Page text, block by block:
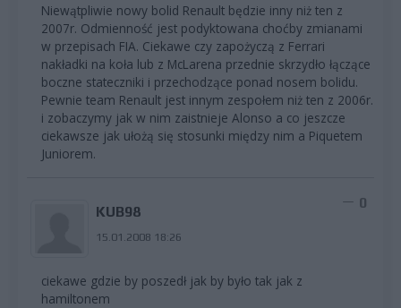
Niewątpliwie nowy bolid Renault będzie inny niż ten z
2007r. Odmienność jest podyktowana choćby zmianami
w przepisach FIA. Ciekawe czy zapożyczą z Ferrari
nakładki na koła lub z McLarena przednie skrzydło łączące
boczne stateczniki i przechodzące ponad nosem bolidu.
Pewnie team Renault jest innym zespołem niż ten z 2006r.
i zobaczymy jak w nim zaistnieje Alonso a co jeszcze
ciekawsze jak ułożą się stosunki między nim a Piquetem
Juniorem.
KUB98
15.01.2008 18:26
0
ciekawe gdzie by poszedł jak by było tak jak z
hamiltonem